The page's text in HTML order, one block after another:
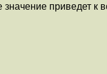
значение приведет к